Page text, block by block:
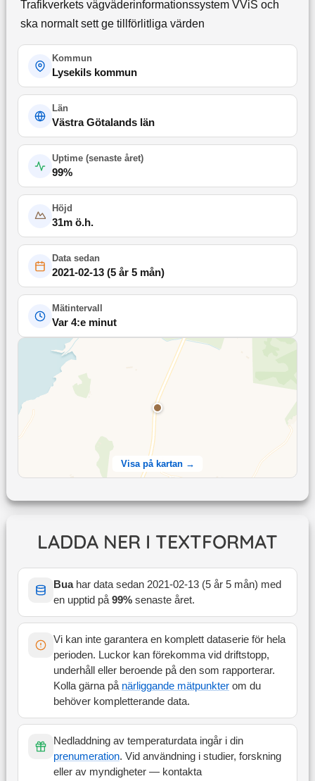
Trafikverkets vägväderinformationssystem VViS och
ska normalt sett ge tillförlitliga värden
Kommun
Lysekils kommun
Län
Västra Götalands län
Uptime (senaste året)
99%
Höjd
31m ö.h.
Data sedan
2021-02-13(5 år 5 mån)
Mätintervall
Var 4:e minut
Visa på kartan →
LADDA NER I TEXTFORMAT
Buahar data sedan 2021-02-13(5 år 5 mån) med
en upptid på99% senaste året.
Vi kan inte garantera en komplett dataserie för hela
perioden. Luckor kan förekomma vid driftstopp,
underhåll eller beroende på den som rapporterar.
Kolla gärna på närliggande mätpunkterom du
behöver kompletterande data.
Nedladdning av temperaturdata ingår i din
prenumeration. Vid användning i studier, forskning
eller av myndigheter — kontakta